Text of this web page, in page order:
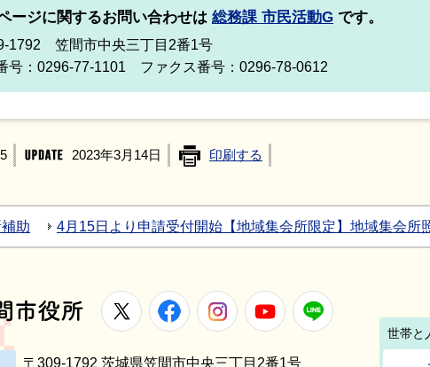
ージに関するお問い合わせは 総務課 市民活動G です。
1792 笠間市中央三丁目2番1号
号：0296-77-1101 ファクス番号：0296-78-0612
2023年3月14日 印刷する
助 4月15日より申請受付開始【地域集会所限定】地域集会所
笠間市役所
X FacebookInstagramYoutube
〒309-1792 茨城県笠間市中央三丁目2番1号